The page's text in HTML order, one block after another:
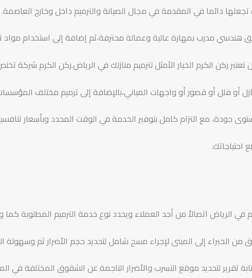
دائما في المقدمة في مجال الصيانة والترميم داخل وخارج العاصمة.
هندسي مدرب بمهارة عالية وعمالة محترفة،ثم إضافة إلى استخدام مواد
ركن الكرم الخيار الأمثل لترميم منازلك في الرياض.ركن الكرم شركة
أو فلل أو قصور أو واجهات المباني،بالإضافة إلى ترميم مختلف
جودة، مع التزام كامل بتوفير الخدمة في الوقت المحدد وبأسعار
احتياجاتك.
في الرياض اتصالاً من أحد العملاء ويحدد نوع خدمة الترميم المطلوبة
من الخبراء إلى المبنى لإجراء مسح شامل لتحديد حجم الأضرار ثم
تقرير لتحديد موقع التسرب والأضرار الناجمة عن الشقوق المختلفة في